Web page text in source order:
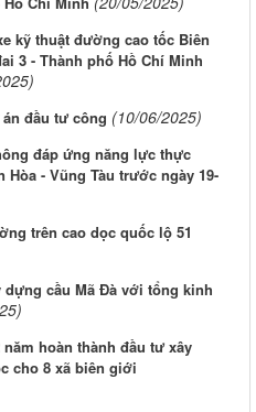
kỹ thuật đường cao tốc Biên
3 - Thành phố Hồ Chí Minh
đầu tư công (10/06/2025)
đáp ứng năng lực thực
- Vũng Tàu trước ngày 19-
trên cao dọc quốc lộ 51
dựng cầu Mã Đà với tổng kinh
hoàn thành đầu tư xây
cho 8 xã biên giới